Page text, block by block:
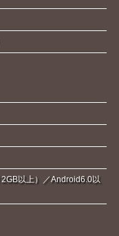
以上）／Android6.0以